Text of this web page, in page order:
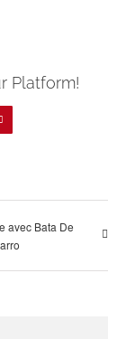
Platform!
avec Bata De